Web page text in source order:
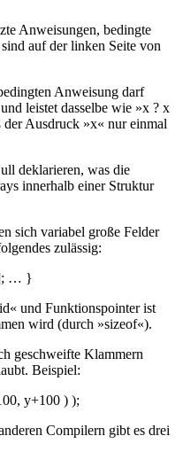
Anweisungen, bedingte
auf der linken Seite von
Anweisung darf
leistet dasselbe wie »x ? x
Ausdruck »x« nur einmal
deklarieren, was die
innerhalb einer Struktur
sich variabel große Felder
zulässig:
… }
und Funktionspointer ist
wird (durch »sizeof«).
geschweifte Klammern
Beispiel:
y+100 ) );
Compilern gibt es drei